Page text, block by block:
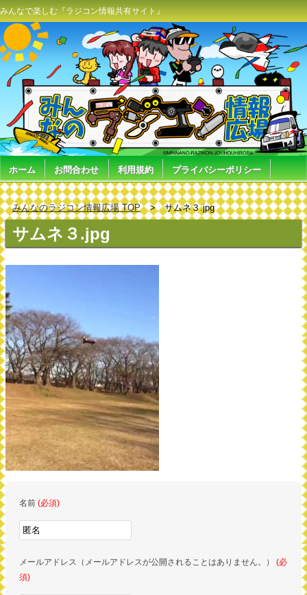
みんなで楽しむ『ラジコン情報共有サイト』
ホーム お問合わせ 利用規約 プライバシーポリシー
みんなのラジコン情報広場 TOP サムネ３.jpg
サムネ３.jpg
名前 (必須)
メールアドレス（メールアドレスが公開されることはありません。） (必
須)